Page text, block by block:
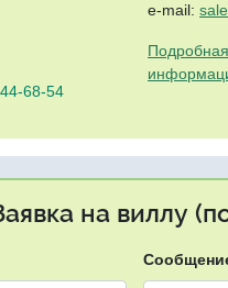
68-54
e-mail:
на виллу